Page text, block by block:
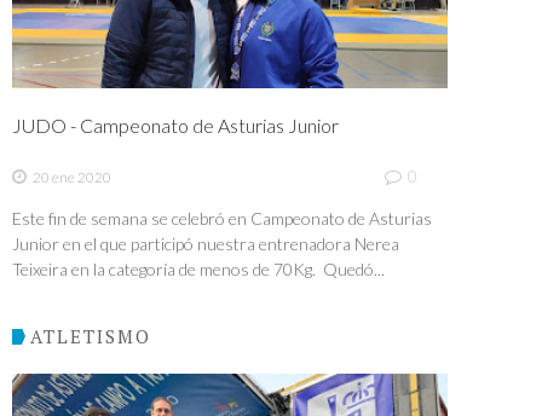
JUDO - Campeonato de Asturias Junior
20 ene 2020 0
Este fin de semana se celebró en Campeonato de Asturias
Junior en el que participó nuestra entrenadora Nerea
Teixeira en la categoría de menos de 70Kg. Quedó...
ATLETISMO